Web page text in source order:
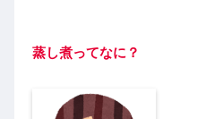
蒸し煮ってなに？